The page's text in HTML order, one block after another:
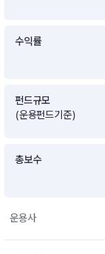
수익률
펀드규모
(운용펀드기준)
총보수
운용사
월배당 포트
포트래빗 관리
미국 ETF 검색
ETF 비교
연금 ETF 검색
ETF트렌드
미국ETF테마
연금 펀드 검색
투자 라이브러리
ETF 처음투자